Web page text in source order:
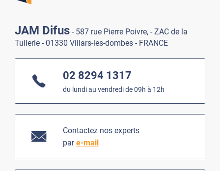
JAM Difus - 587 rue Pierre Poivre, - ZAC de la
Tuilerie - 01330 Villars-les-dombes - FRANCE
02 8294 1317
du lundi au vendredi de 09h à 12h
Contactez nos experts
pare-mail